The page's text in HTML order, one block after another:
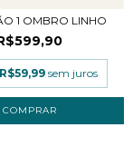
1 OMBRO LINHO
R$59,99 sem juros
COMPRAR